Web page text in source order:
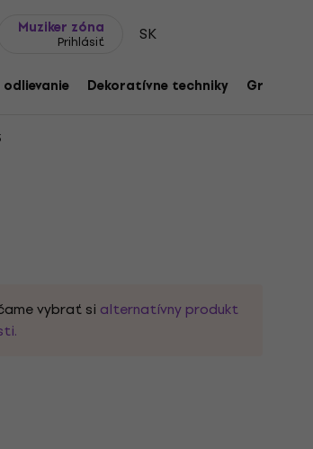
Muziker zóna
Prihlásiť SK
Dekoratívne techniky Grafické
Pletacia priadza
vybrať si alternatívny produkt